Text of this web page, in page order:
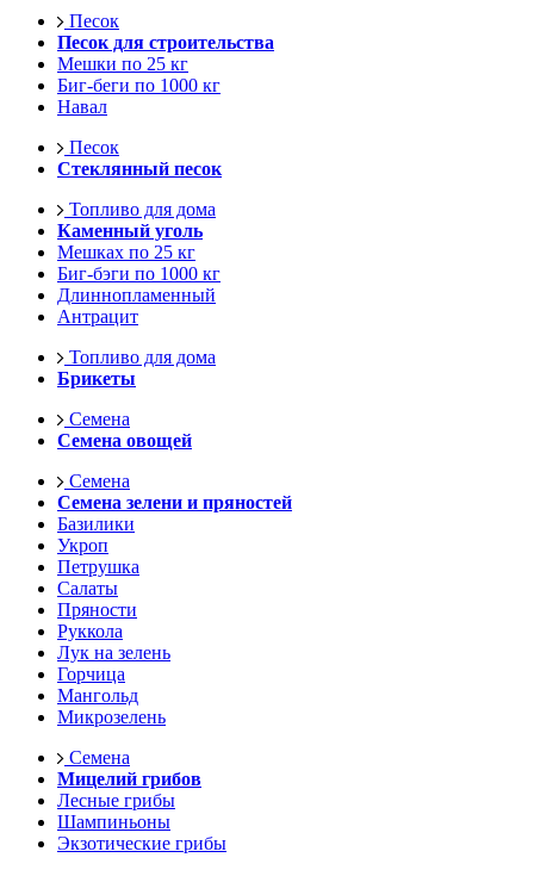
Песок
Песок для строительства
Мешки по 25 кг
Биг-беги по 1000 кг
Навал
Песок
Стеклянный песок
Топливо для дома
Каменный уголь
Мешках по 25 кг
Биг-бэги по 1000 кг
Длиннопламенный
Антрацит
Топливо для дома
Брикеты
Семена
Семена овощей
Семена
Семена зелени и пряностей
Базилики
Укроп
Петрушка
Салаты
Пряности
Руккола
Лук на зелень
Горчица
Мангольд
Микрозелень
Семена
Мицелий грибов
Лесные грибы
Шампиньоны
Экзотические грибы